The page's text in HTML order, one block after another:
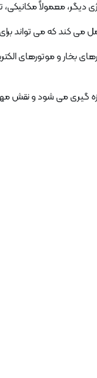
دیگر، معمولاً
می کند که می تواند
بخار و موتورهای
گیری می شود و نقش